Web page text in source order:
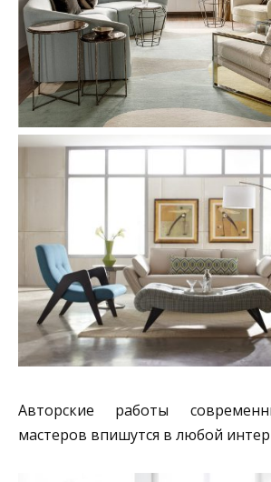
Авторские работы
мастеров впишутся в любой